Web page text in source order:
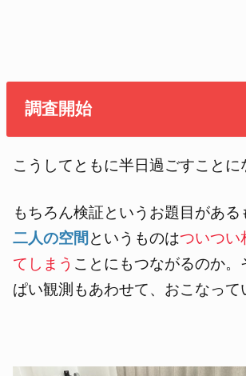
調査開始
こうしてともに半日過ごすことに
もちろん検証というお題目がある
二人の空間 というものはついつい
てしまう ことにもつながるのか。
ぱい観測もあわせて、おこなって